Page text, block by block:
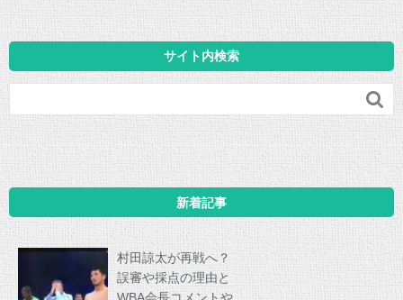
サイト内検索

新着記事
村田諒太が再戦へ？
誤審や採点の理由と